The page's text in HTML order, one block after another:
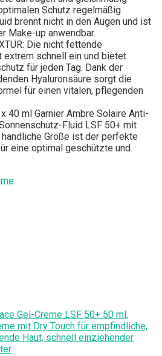
Schutz regelmäßig
brennt nicht in den Augen und ist
Make-up anwendbar.
Die nicht fettende
extrem schnell ein und bietet
für jeden Tag. Dank der
Hyaluronsäure sorgt die
für einen vitalen, pflegenden
x 40 ml Garnier Ambre Solaire Anti-
Fluid LSF 50+ mit
handliche Größe ist der perfekte
eine optimal geschützte und
Gel-Creme LSF 50+ 50 ml,
mit Dry Touch für empfindliche,
Haut, schnell einziehender